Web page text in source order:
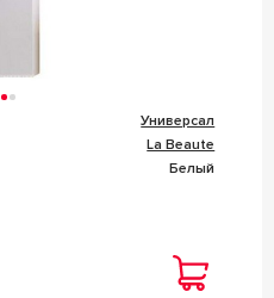
Универсал
La Beaute
Белый